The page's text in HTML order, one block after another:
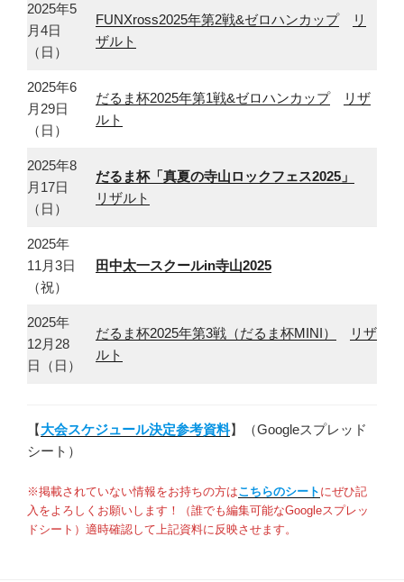
2025年5
月4日
（日）
FUNXross2025年第2戦&ゼロハンカップ
リ
ザルト
2025年6
月29日
（日）
だるま杯2025年第1戦&ゼロハンカップ
リザ
ルト
2025年8
月17日
（日）
だるま杯「真夏の寺山ロックフェス2025」
リザルト
2025年
11月3日
（祝）
田中太一スクールin寺山2025
2025年
12月28
日（日）
だるま杯2025年第3戦（だるま杯MINI）
リザ
ルト
【大会スケジュール決定参考資料】（Googleスプレッド
シート）
※掲載されていない情報をお持ちの方はこちらのシート にぜひ記
入をよろしくお願いします！（誰でも編集可能なGoogleスプレッ
ドシート）適時確認して上記資料に反映させます。